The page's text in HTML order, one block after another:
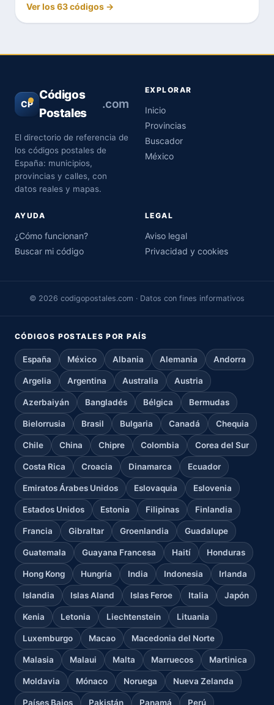
Ver los 63 códigos →
CP
Códigos
Postales
.com
El directorio de referencia de
los códigos postales de
España: municipios,
provincias y calles, con
datos reales y mapas.
EXPLORAR
Inicio
Provincias
Buscador
México
AYUDA
¿Cómo funcionan?
Buscar mi código
LEGAL
Aviso legal
Privacidad y cookies
© 2026 codigopostales.com · Datos con fines informativos
CÓDIGOS POSTALES POR PAÍS
España México Albania Alemania Andorra
Argelia Argentina Australia Austria
Azerbaiyán Bangladés Bélgica Bermudas
Bielorrusia Brasil Bulgaria Canadá Chequia
Chile China Chipre Colombia Corea del Sur
Costa Rica Croacia Dinamarca Ecuador
Emiratos Árabes Unidos Eslovaquia Eslovenia
Estados Unidos Estonia Filipinas Finlandia
Francia Gibraltar Groenlandia Guadalupe
Guatemala Guayana Francesa Haití Honduras
Hong Kong Hungría India Indonesia Irlanda
Islandia Islas Aland Islas Feroe Italia Japón
Kenia Letonia Liechtenstein Lituania
Luxemburgo Macao Macedonia del Norte
Malasia Malaui Malta Marruecos Martinica
Moldavia Mónaco Noruega Nueva Zelanda
Países Bajos Pakistán Panamá Perú